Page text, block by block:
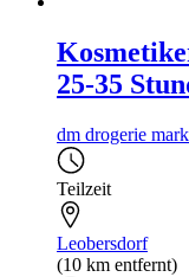
25-35
dm drogerie
Teilzeit
Leobersdorf
(10 km entfernt)